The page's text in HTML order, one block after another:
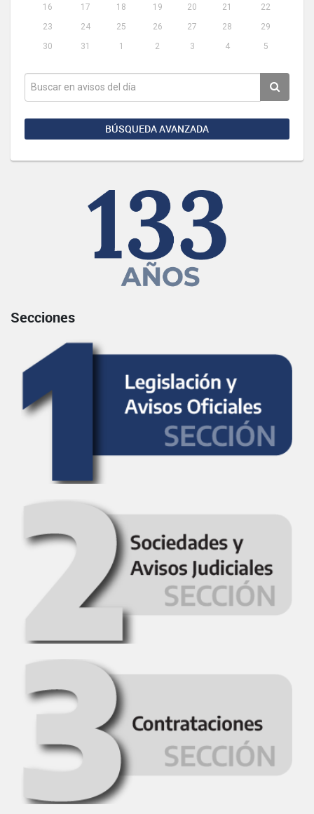
16
17 18 19 20 21
22
23
24 25 26 27 28
29
30
31 1 2 3 4 5
BÚSQUEDA AVANZADA
Secciones